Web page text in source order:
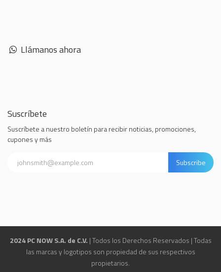
Llámanos ahora
Suscríbete
Suscríbete a nuestro boletín para recibir noticias, promociones,
cupones y más
Subscribe
2024 PC NOW S.A. de C.V. | Todos los Derechos Reservados | Todas
las marcas y logotipos son propiedad de sus respectivos
propietarios.